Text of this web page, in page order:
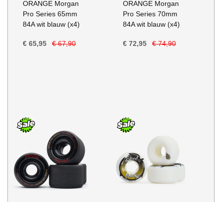
ORANGE Morgan
Pro Series 65mm
84A wit blauw (x4)
€ 65,95 € 67,90
ORANGE Morgan
Pro Series 70mm
84A wit blauw (x4)
€ 72,95 € 74,90